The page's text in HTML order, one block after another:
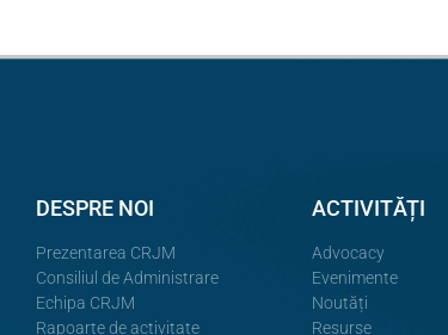
DESPRE NOI
Prezentarea CRJM
Consiliul de Administrare
Echipa CRJM
Rapoarte de activitate
ACTIVITĂȚI
Advocacy
Evenimente
Noutăți
Resurse